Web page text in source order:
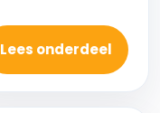
Lees onderdeel